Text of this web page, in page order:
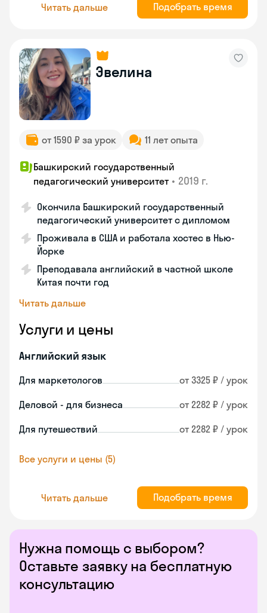
Нужна помощь с выбором?
Оставьте заявку на бесплатную
консультацию
Читать дальше Подобрать время
Эвелина
от 1590 ₽ за урок 11 лет опыта
Башкирский государственный
педагогический университет • 2019 г.
Окончила Башкирский государственный
педагогический университет с дипломом
Проживала в США и работала хостес в Нью-
Йорке
Преподавала английский в частной школе
Китая почти год
Читать дальше
Услуги и цены
Английский язык
Для маркетологов от 3325 ₽ / урок
Деловой - для бизнеса от 2282 ₽ / урок
Для путешествий от 2282 ₽ / урок
Все услуги и цены (5)
Читать дальше Подобрать время